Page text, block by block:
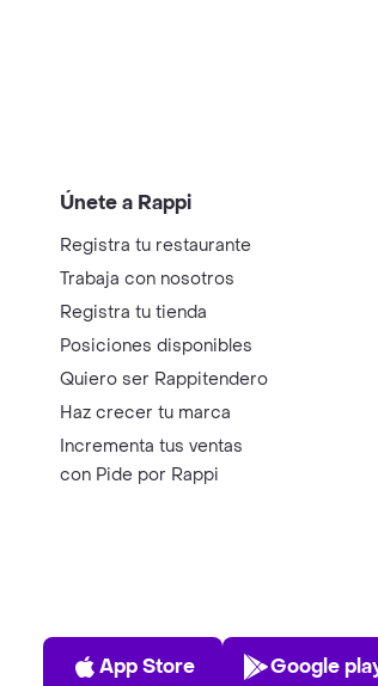
Únete a Rappi
Registra tu restaurante
Trabaja con nosotros
Registra tu tienda
Posiciones disponibles
Quiero ser Rappitendero
Haz crecer tu marca
Incrementa tus ventas
con Pide por Rappi
App Store
App Store
Play
Google